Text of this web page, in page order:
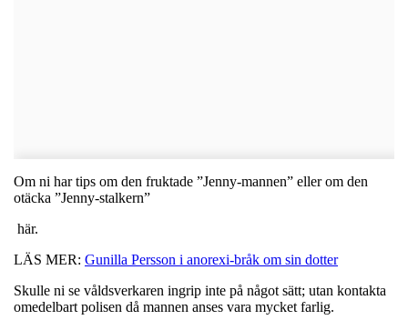
Om ni har tips om den fruktade ”Jenny-mannen” eller om den
otäcka ”Jenny-stalkern”
här.
LÄS MER: Gunilla Persson i anorexi-bråk om sin dotter
Skulle ni se våldsverkaren ingrip inte på något sätt; utan kontakta
omedelbart polisen då mannen anses vara mycket farlig.